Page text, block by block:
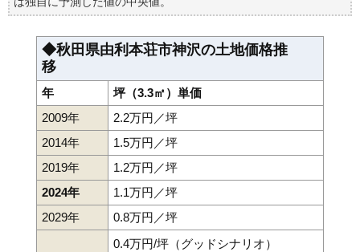
◆秋田県由利本荘市神沢の土地価格推
移
年
坪（3.3㎡）単価
2009年
2.2万円／坪
2014年
1.5万円／坪
2019年
1.2万円／坪
2024年
1.1万円／坪
2029年
0.8万円／坪
0.4万円/坪（グッドシナリオ）